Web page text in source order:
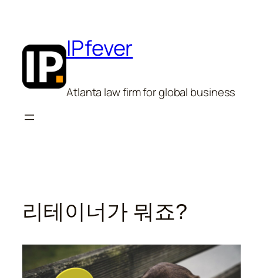
IPfever
Atlanta law firm for global business
리테이너가 뭐죠?